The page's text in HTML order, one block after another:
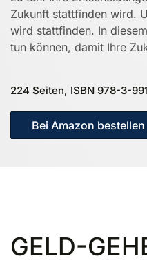
Zukunft stattfinden wird.
wird stattfinden. In
tun können, damit Ihre
224 Seiten, ISBN 978-3-
Bei Amazon bestellen
GELD-